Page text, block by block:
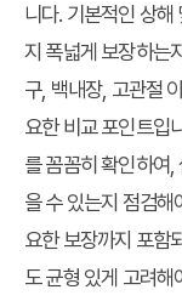
니다. 기본적인 상
지 폭넓게 보장하는
구, 백내장, 고관절
요한 비교 포인트입
를 꼼꼼히 확인하여
을 수 있는지 점검해
요한 보장까지 포함
도 균형 있게 고려해